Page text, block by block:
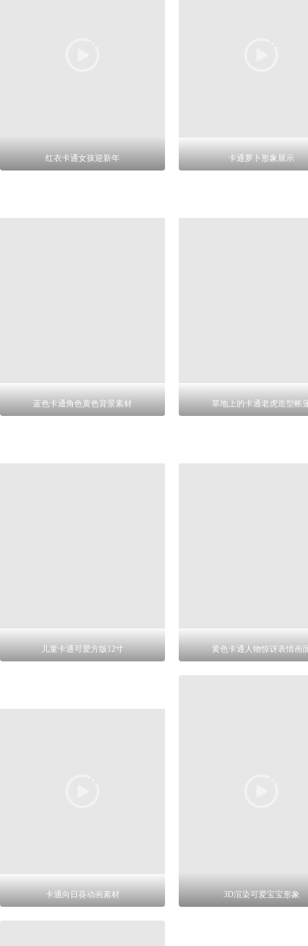
红衣卡通女孩迎新年 卡通萝卜形象展示
蓝色卡通角色黄色背景素材 草地上的卡通老虎造型帐
儿童卡通可爱方版12寸 黄色卡通人物惊讶表情画
卡通向日葵动画素材 3D渲染可爱宝宝形象